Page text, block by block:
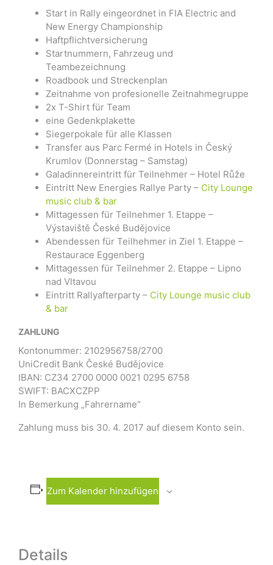
Start in Rally eingeordnet in FIA Electric and
New Energy Championship
Haftpflichtversicherung
Startnummern, Fahrzeug und
Teambezeichnung
Roadbook und Streckenplan
Zeitnahme von profesionelle Zeitnahmegruppe
2x T-Shirt für Team
eine Gedenkplakette
Siegerpokale für alle Klassen
Transfer aus Parc Fermé in Hotels in Český
Krumlov (Donnerstag – Samstag)
Galadinnereintritt für Teilnehmer – Hotel Růže
Eintritt New Energies Rallye Party – City Lounge
music club & bar
Mittagessen für Teilnehmer 1. Etappe –
Výstaviště České Budějovice
Abendessen für Teilhehmer in Ziel 1. Etappe –
Restaurace Eggenberg
Mittagessen für Teilnehmer 2. Etappe – Lipno
nad Vltavou
Eintritt Rallyafterparty – City Lounge music club
& bar
ZAHLUNG
Kontonummer: 2102956758/2700
UniCredit Bank České Budějovice
IBAN: CZ34 2700 0000 0021 0295 6758
SWIFT: BACXCZPP
In Bemerkung „Fahrername“
Zahlung muss bis 30. 4. 2017 auf diesem Konto sein.
Zum Kalender hinzufügen
Details